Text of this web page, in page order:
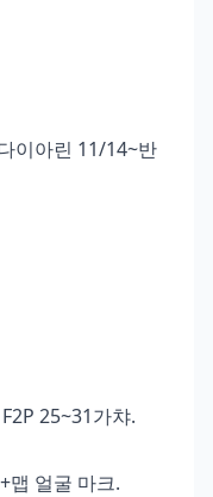
이아린 11/14~반
25~31가챠.
맵 얼굴 마크.